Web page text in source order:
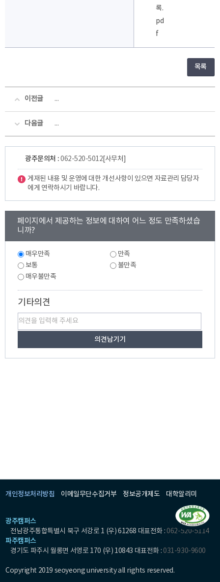
록.
pd
f
목록
이전글
다음글
광주문의처 :062-520-5012 [사무처]
게재된 내용 및 운영에 대한 개선사항이 있으면 자료관리 담당자
에게 연락하시기 바랍니다.
만
페이지에서 제공하는 정보에 대하여 어느 정도 만족하셨습
니까?
매우만족
만족
보통
불만족
매우불만족
기타의견
개인정보처리방침 이메일무단수집거부 정보공개제도 대학알리미
광주캠퍼스
전남광주통합특별시 북구 서강로 1 (우) 61268 대표전화 :062-520-5114
파주캠퍼스
경기도 파주시 월롱면 서영로 170 (우) 10843 대표전화 :031-930-9600
Copyright 2019 seoyeong university all rights reserved.